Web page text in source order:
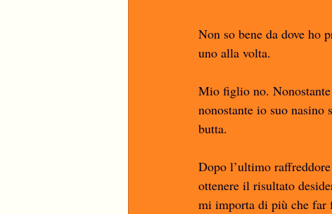
Non so bene da dove ho
uno alla volta.
Mio figlio no.
nonostante io suo
butta.
Dopo l’ultimo
ottenere il risultato
mi importa di più che far